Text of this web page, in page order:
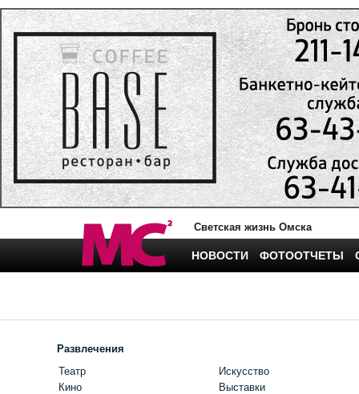
Светская жизнь Омска
НОВОСТИ ФОТООТЧЕТЫ
Развлечения
Театр
Кино
Искусство
Выставки